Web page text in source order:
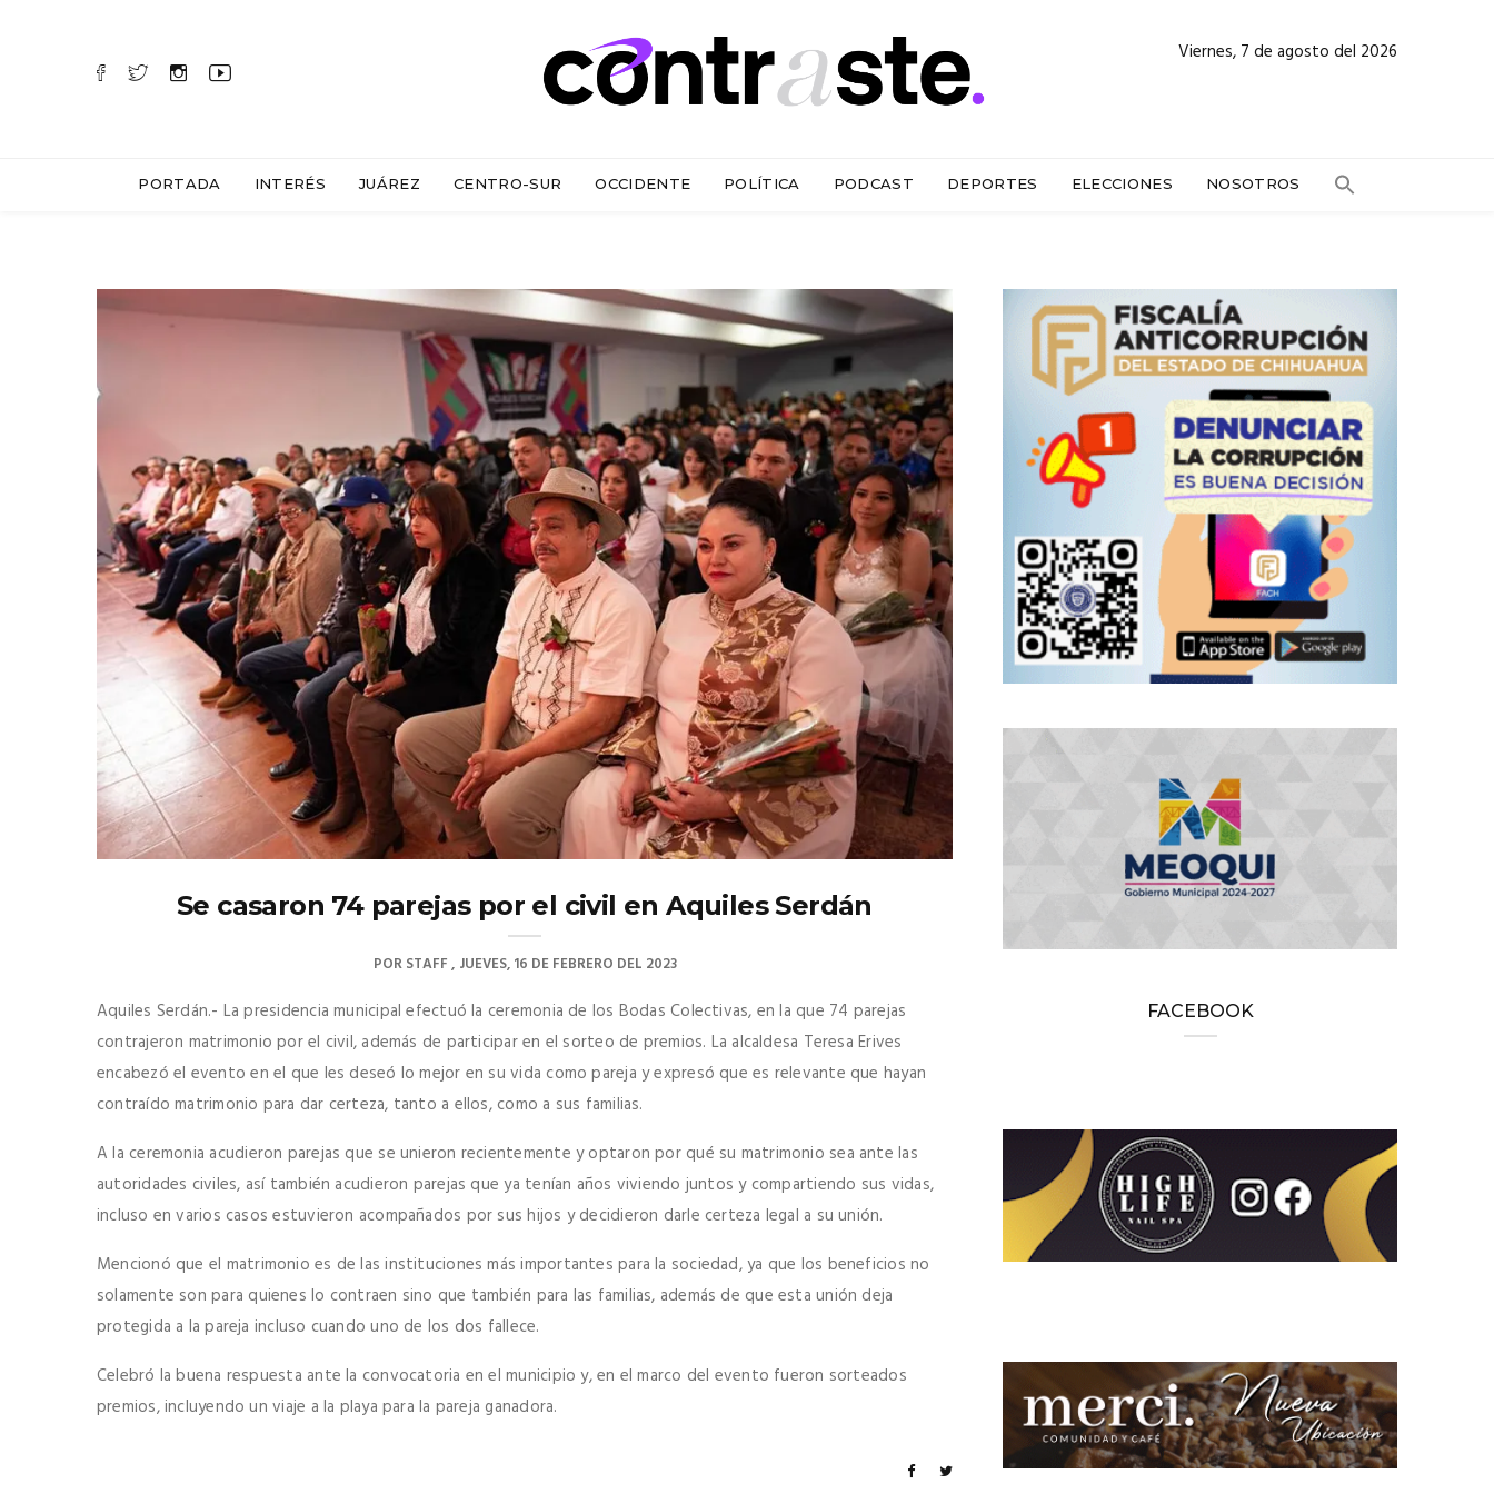
Viernes, 7 de agosto del 2026
PORTADA INTERÉS JUÁREZ CENTRO-SUR OCCIDENTE POLÍTICA PODCAST DEPORTES ELECCIONES NOSOTROS
Se casaron 74 parejas por el civil en Aquiles Serdán
PORSTAFF JUEVES, 16 DE FEBRERO DEL 2023
Aquiles Serdán.- La presidencia municipal efectuó la ceremonia de los Bodas Colectivas, en la que 74 parejas
contrajeron matrimonio por el civil, además de participar en el sorteo de premios. La alcaldesa Teresa Erives
encabezó el evento en el que les deseó lo mejor en su vida como pareja y expresó que es relevante que hayan
contraído matrimonio para dar certeza, tanto a ellos, como a sus familias.
A la ceremonia acudieron parejas que se unieron recientemente y optaron por qué su matrimonio sea ante las
autoridades civiles, así también acudieron parejas que ya tenían años viviendo juntos y compartiendo sus vidas,
incluso en varios casos estuvieron acompañados por sus hijos y decidieron darle certeza legal a su unión.
Mencionó que el matrimonio es de las instituciones más importantes para la sociedad, ya que los beneficios no
solamente son para quienes lo contraen sino que también para las familias, además de que esta unión deja
protegida a la pareja incluso cuando uno de los dos fallece.
Celebró la buena respuesta ante la convocatoria en el municipio y, en el marco del evento fueron sorteados
premios, incluyendo un viaje a la playa para la pareja ganadora.
FACEBOOK